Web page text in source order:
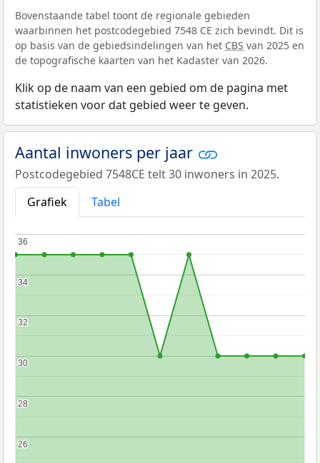
Bovenstaande tabel toont de regionale gebieden
waarbinnen het postcodegebied 7548 CE zich bevindt. Dit is
op basis van de gebiedsindelingen van het CBS van 2025 en
de topografische kaarten van het Kadaster van 2026.
Klik op de naam van een gebied om de pagina met
statistieken voor dat gebied weer te geven.
Aantal inwoners per jaar
Postcodegebied 7548CE telt 30 inwoners in 2025.
Grafiek
Tabel
26
26
28
28
30
30
32
32
34
34
36
36